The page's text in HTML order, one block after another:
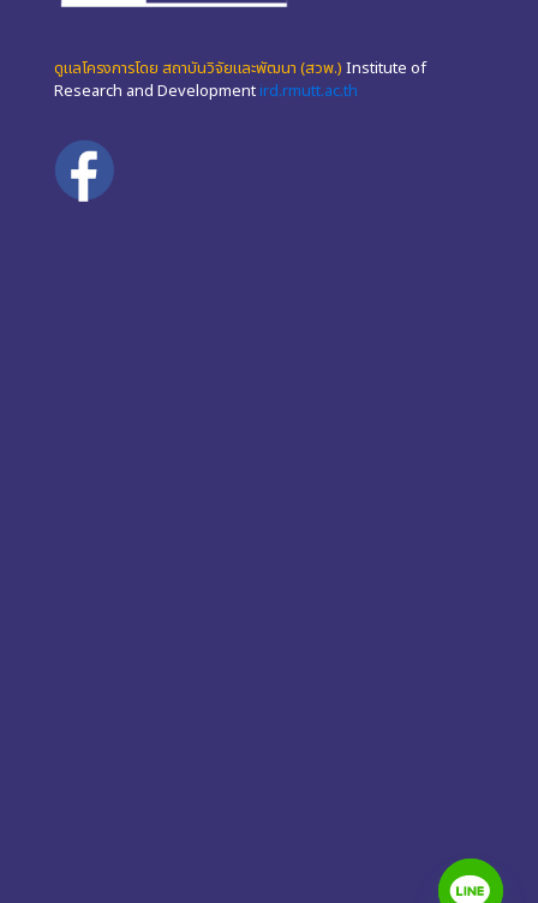
ดูแลโครงการโดย สถาบันวิจัยและพัฒนา (สวพ.) Institute of
Research and Development ird.rmutt.ac.th